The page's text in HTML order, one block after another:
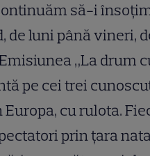
să-i
de luni până vineri,
„La drum
pe cei trei
cu rulota.
prin țara